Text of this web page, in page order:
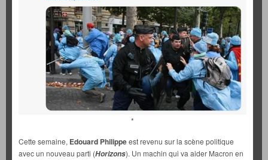
*
Cette semaine, Edouard Philippeest revenu sur la scène politique
avec un nouveau parti (Horizons). Un machin qui va aider Macron en